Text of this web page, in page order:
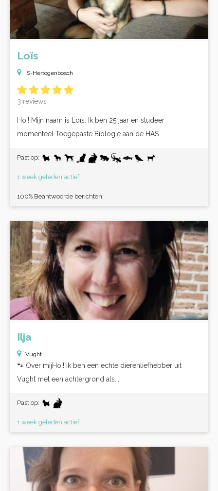
Loïs
'S-Hertogenbosch
3 reviews
Hoi! Mijn naam is Loïs. Ik ben 25 jaar en studeer
momenteel Toegepaste Biologie aan de HAS....
Past op:
1 week geleden actief
100% Beantwoorde berichten
Ilja
Vught
🐾 Over mijHoi! Ik ben een echte dierenliefhebber uit
Vught met een achtergrond als...
Past op:
1 week geleden actief